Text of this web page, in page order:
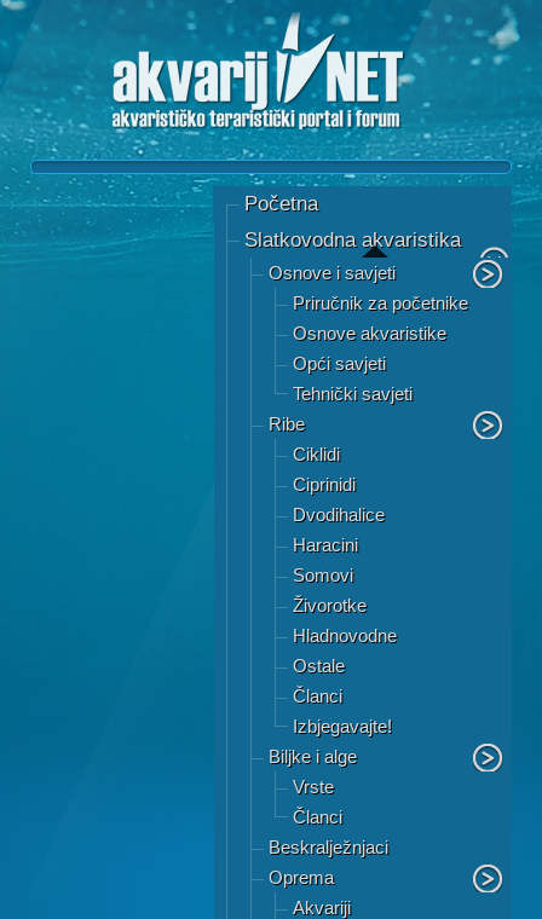
Početna
Slatkovodna akvaristika
Osnove i savjeti
Priručnik za početnike
Osnove akvaristike
Opći savjeti
Tehnički savjeti
Ribe
Ciklidi
Ciprinidi
Dvodihalice
Haracini
Somovi
Živorotke
Hladnovodne
Ostale
Članci
Izbjegavajte!
Biljke i alge
Vrste
Članci
Beskralježnjaci
Oprema
Akvariji